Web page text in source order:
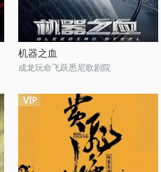
机器之血
成龙玩命飞跃悉尼歌剧院